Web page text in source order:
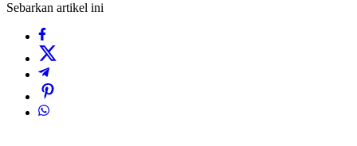
Sebarkan artikel ini